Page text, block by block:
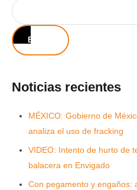
Buscar
Noticias recientes
MÉXICO: Gobierno de
analiza el uso de fracking
VIDEO: Intento de hurto de
balacera en Envigado
Con pegamento y engaños: